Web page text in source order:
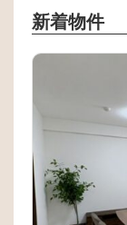
新着物件